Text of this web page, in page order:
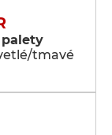
palety
tmavé